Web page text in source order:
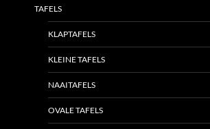
TAFELS
KLAPTAFELS
KLEINE TAFELS
NAAITAFELS
OVALE TAFELS